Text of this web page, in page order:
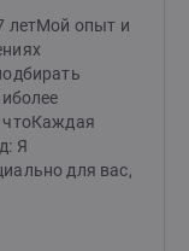
летМой опыт и
чтоКаждая
Я
для вас,